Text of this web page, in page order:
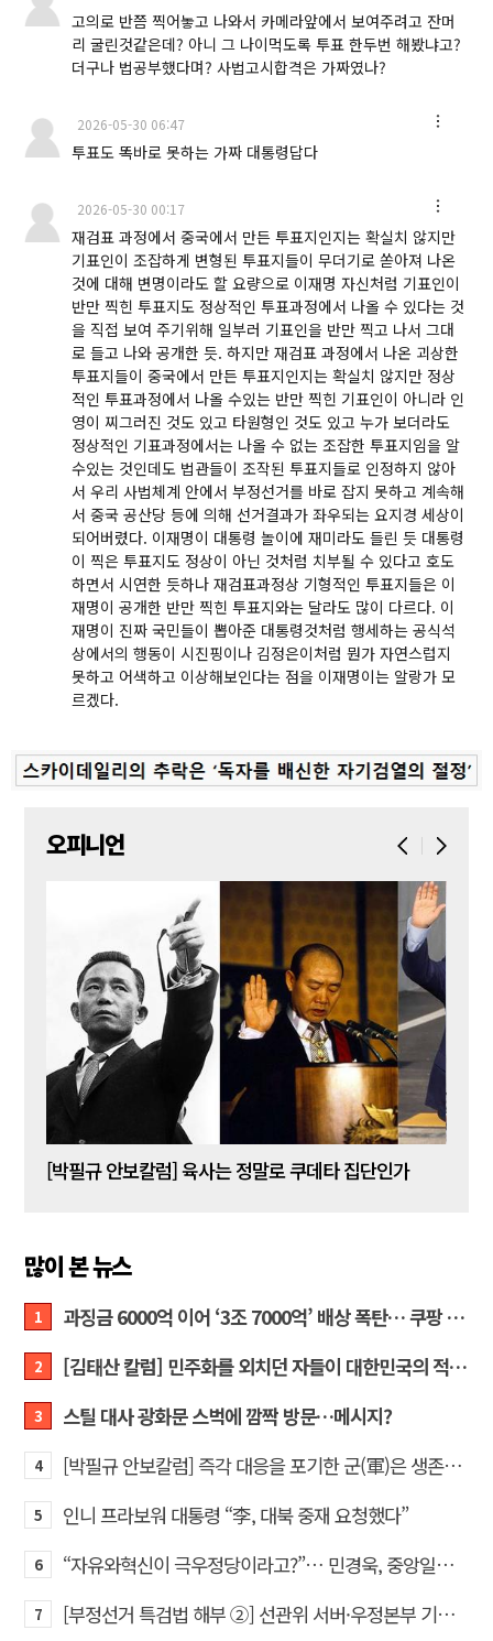
고의로 반쯤 찍어놓고 나와서 카메라앞에서 보여주려고 잔머
리 굴린것같은데? 아니 그 나이먹도록 투표 한두번 해봤냐고?
더구나 법공부했다며? 사법고시합격은 가짜였나?
2026-05-30 06:47
투표도 똑바로 못하는 가짜 대통령답다
2026-05-30 00:17
재검표 과정에서 중국에서 만든 투표지인지는 확실치 않지만
기표인이 조잡하게 변형된 투표지들이 무더기로 쏟아져 나온
것에 대해 변명이라도 할 요량으로 이재명 자신처럼 기표인이
반만 찍힌 투표지도 정상적인 투표과정에서 나올 수 있다는 것
을 직접 보여 주기위해 일부러 기표인을 반만 찍고 나서 그대
로 들고 나와 공개한 듯. 하지만 재검표 과정에서 나온 괴상한
투표지들이 중국에서 만든 투표지인지는 확실치 않지만 정상
적인 투표과정에서 나올 수있는 반만 찍힌 기표인이 아니라 인
영이 찌그러진 것도 있고 타원형인 것도 있고 누가 보더라도
정상적인 기표과정에서는 나올 수 없는 조잡한 투표지임을 알
수있는 것인데도 법관들이 조작된 투표지들로 인정하지 않아
서 우리 사법체계 안에서 부정선거를 바로 잡지 못하고 계속해
서 중국 공산당 등에 의해 선거결과가 좌우되는 요지경 세상이
되어버렸다. 이재명이 대통령 놀이에 재미라도 들린 듯 대통령
이 찍은 투표지도 정상이 아닌 것처럼 치부될 수 있다고 호도
하면서 시연한 듯하나 재검표과정상 기형적인 투표지들은 이
재명이 공개한 반만 찍힌 투표지와는 달라도 많이 다르다. 이
재명이 진짜 국민들이 뽑아준 대통령것처럼 행세하는 공식석
상에서의 행동이 시진핑이나 김정은이처럼 뭔가 자연스럽지
못하고 어색하고 이상해보인다는 점을 이재명이는 알랑가 모
르겠다.
오피니언
[박필규 안보칼럼] 육사는 정말로 쿠데타 집단인가
많이 본 뉴스
1 과징금 6000억 이어 ‘3조 7000억’ 배상 폭탄… 쿠팡 때리기에 한미 통상 ‘초비상’
2 [김태산 칼럼] 민주화를 외치던 자들이 대한민국의 적이고 간첩이었다
3 스틸 대사 광화문 스벅에 깜짝 방문…메시지?
4 [박필규 안보칼럼] 즉각 대응을 포기한 군(軍)은 생존할 수 없다
5 인니 프라보워 대통령 “李, 대북 중재 요청했다”
6 “자유와혁신이 극우정당이라고?”… 민경욱, 중앙일보 직격
7 [부정선거 특검법 해부 ②] 선관위 서버·우정본부 기록까지…‘증거를 끌어오는 칼’